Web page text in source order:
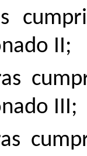
II;
III;